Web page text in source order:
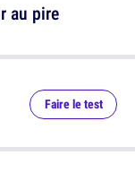
au pire
Faire le test